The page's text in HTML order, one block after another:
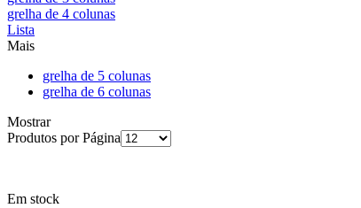
grelha de 4 colunas
Lista
Mais
grelha de 5 colunas
grelha de 6 colunas
Mostrar
Produtos por Página
Em stock